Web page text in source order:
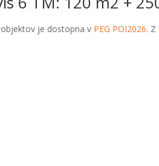
je dostopna v PEG POI2026. Z